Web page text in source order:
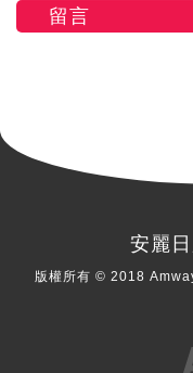
留言
安麗
版權所有 © 2018